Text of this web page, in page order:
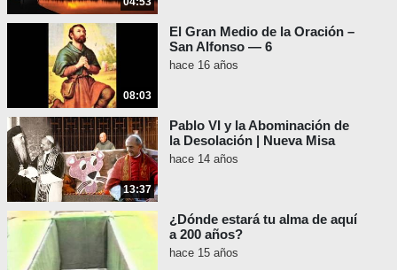
08:03
El Gran Medio de la Oración –
San Alfonso — 6
hace 16 años
13:37
Pablo VI y la Abominación de
la Desolación | Nueva Misa
hace 14 años
¿Dónde estará tu alma de aquí
a 200 años?
hace 15 años